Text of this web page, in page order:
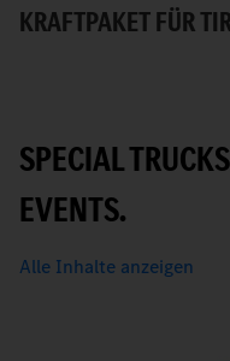
KRAFTPAKET FÜR
SPECIAL
EVENTS.
Alle Inhalte anzeigen